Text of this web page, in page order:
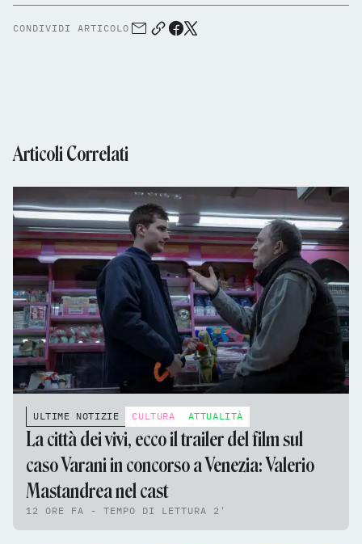
CONDIVIDI ARTICOLO
Articoli Correlati
ULTIME NOTIZIE CULTURA ATTUALITÀ
La città dei vivi, ecco il trailer del film sul
caso Varani in concorso a Venezia: Valerio
Mastandrea nel cast
12 ORE FA - TEMPO DI LETTURA 2'